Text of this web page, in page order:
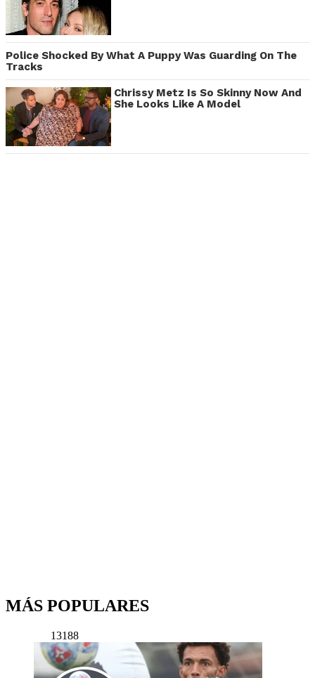
Police Shocked By What A Puppy Was Guarding On The
Tracks
Chrissy Metz Is So Skinny Now And
She Looks Like A Model
MÁS POPULARES
13188